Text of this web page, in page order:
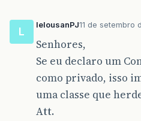
L
lelousanPJ11 de setembro
Senhores,
Se eu declaro um
como privado, isso
uma classe que
Att.